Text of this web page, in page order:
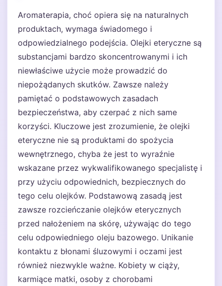
Aromaterapia, choć opiera się na naturalnych
produktach, wymaga świadomego i
odpowiedzialnego podejścia. Olejki eteryczne są
substancjami bardzo skoncentrowanymi i ich
niewłaściwe użycie może prowadzić do
niepożądanych skutków. Zawsze należy
pamiętać o podstawowych zasadach
bezpieczeństwa, aby czerpać z nich same
korzyści. Kluczowe jest zrozumienie, że olejki
eteryczne nie są produktami do spożycia
wewnętrznego, chyba że jest to wyraźnie
wskazane przez wykwalifikowanego specjalistę i
przy użyciu odpowiednich, bezpiecznych do
tego celu olejków. Podstawową zasadą jest
zawsze rozcieńczanie olejków eterycznych
przed nałożeniem na skórę, używając do tego
celu odpowiedniego oleju bazowego. Unikanie
kontaktu z błonami śluzowymi i oczami jest
również niezwykle ważne. Kobiety w ciąży,
karmiące matki, osoby z chorobami